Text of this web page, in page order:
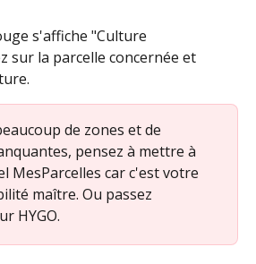
s'affiche "Culture
sur la parcelle concernée et
de zones et de
pensez à mettre à
MesParcelles car c'est votre
maître. Ou passez
HYGO.